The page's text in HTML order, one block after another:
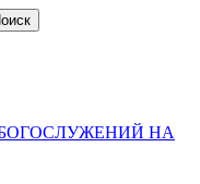
НА